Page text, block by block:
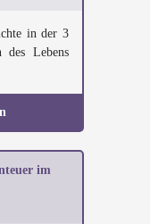
in der 3
des Lebens
im